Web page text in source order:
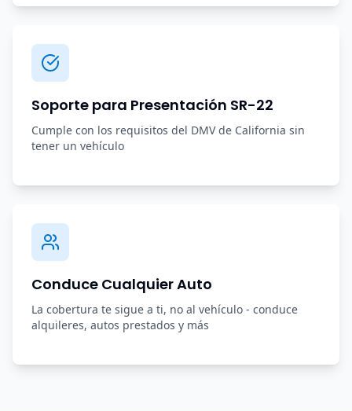
Soporte para Presentación SR-22
Cumple con los requisitos del DMV de California sin
tener un vehículo
Conduce Cualquier Auto
La cobertura te sigue a ti, no al vehículo - conduce
alquileres, autos prestados y más